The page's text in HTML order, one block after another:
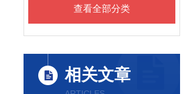
查看全部分类
相关文章